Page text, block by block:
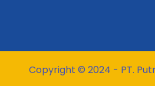
Copyright © 2024 - PT.